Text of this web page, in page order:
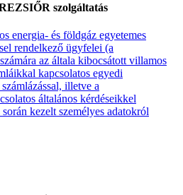
szolgáltatás
energia- és földgáz egyetemes
rendelkező ügyfelei (a
az általa kibocsátott villamos
kapcsolatos egyedi
illetve a
általános kérdéseikkel
kezelt személyes adatokról